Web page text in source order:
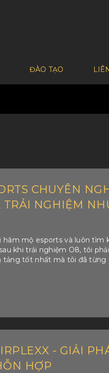
ĐÀO TẠO
CHUYÊN
NGHIỆM
mộ esports và luôn tìm
khi trải nghiệm O8, tôi
tốt nhất mà tôi đã từng
- GIẢI
HỢP